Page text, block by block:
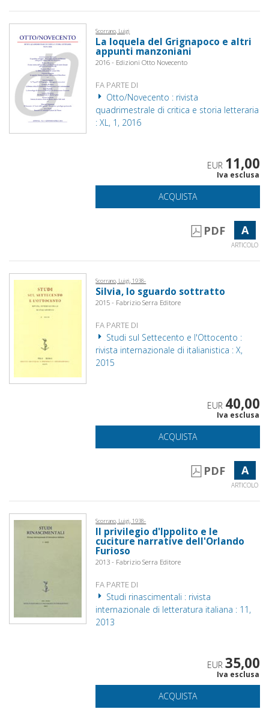
Scorrano, Luigi
La loquela del Grignapoco e altri
appunti manzoniani
2016 - Edizioni Otto Novecento
FA PARTE DI
Otto/Novecento : rivista
quadrimestrale di critica e storia letteraria
: XL, 1, 2016
EUR 11,00
Iva esclusa
ACQUISTA
PDF A
ARTICOLO
Scorrano, Luigi, 1938-
Silvia, lo sguardo sottratto
2015 - Fabrizio Serra Editore
FA PARTE DI
Studi sul Settecento e l'Ottocento :
rivista internazionale di italianistica : X,
2015
EUR 40,00
Iva esclusa
ACQUISTA
PDF A
ARTICOLO
Scorrano, Luigi, 1938-
Il privilegio d'Ippolito e le
cuciture narrative dell'Orlando
Furioso
2013 - Fabrizio Serra Editore
FA PARTE DI
Studi rinascimentali : rivista
internazionale di letteratura italiana : 11,
2013
EUR 35,00
Iva esclusa
ACQUISTA